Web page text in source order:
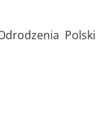
Polski